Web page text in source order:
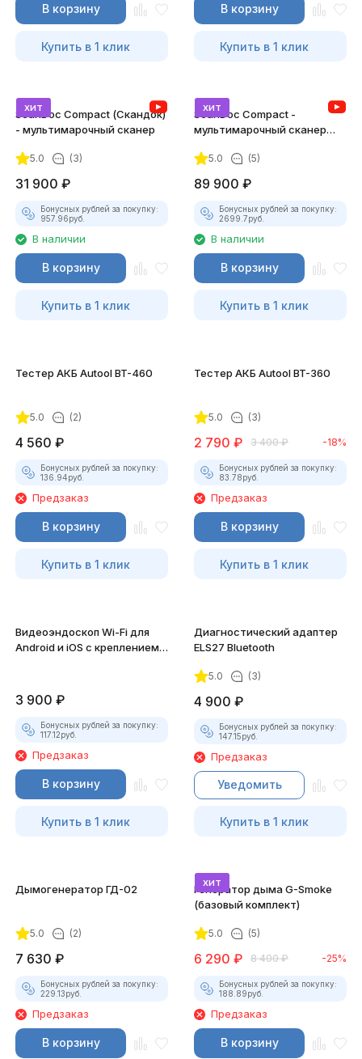
В корзину
Купить в 1 клик
В корзину
Купить в 1 клик
хит
ScanDoc Compact (Скандок)
- мультимарочный сканер
5.0 (3)
31 900 ₽
Бонусных рублей за покупку:
957.96руб.
В наличии
В корзину
Купить в 1 клик
хит
ScanDoc Compact -
мультимарочный сканер
5.0 (5)
89 900 ₽
Бонусных рублей за покупку:
2699.7руб.
В наличии
В корзину
Купить в 1 клик
Тестер АКБ Autool BT-460
5.0 (2)
4 560 ₽
Бонусных рублей за покупку:
136.94руб.
Предзаказ
В корзину
Купить в 1 клик
Тестер АКБ Autool BT-360
5.0 (3)
2 790 ₽ 3 400 ₽ -18%
Бонусных рублей за покупку:
83.78руб.
Предзаказ
В корзину
Купить в 1 клик
Видеоэндоскоп Wi-Fi для
Android и iOS с креплением
3 900 ₽
Бонусных рублей за покупку:
117.12руб.
Предзаказ
В корзину
Купить в 1 клик
Диагностический адаптер
ELS27 Bluetooth
5.0 (3)
4 900 ₽
Бонусных рублей за покупку:
147.15руб.
Предзаказ
Уведомить
Купить в 1 клик
Дымогенератор ГД-02
5.0 (2)
7 630 ₽
Бонусных рублей за покупку:
229.13руб.
Предзаказ
В корзину
хит
Генератор дыма G-Smoke
(базовый комплект)
5.0 (5)
6 290 ₽ 8 400 ₽ -25%
Бонусных рублей за покупку:
188.89руб.
Предзаказ
В корзину